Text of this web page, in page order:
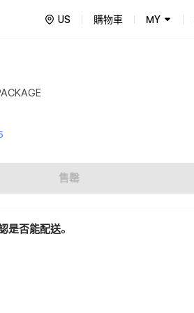
US 購物車 MY
售罄
是否能配送。